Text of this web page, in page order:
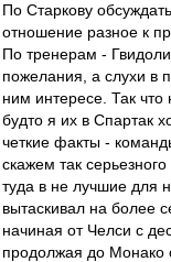
По Старкову
отношение разное к
По тренерам -
пожелания, а слухи в
ним интересе. Так
будто я их в Спартак
четкие факты -
скажем так
туда в не лучшие для
вытаскивал на более
начиная от Челси с
продолжая до Монако